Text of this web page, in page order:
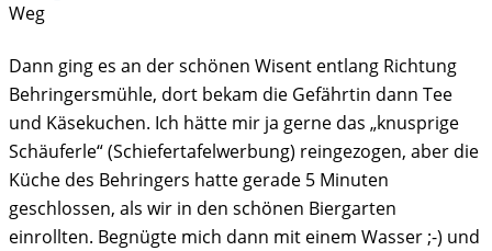
Weg
Dann ging es an der schönen Wisent entlang Richtung
Behringersmühle, dort bekam die Gefährtin dann Tee
und Käsekuchen. Ich hätte mir ja gerne das „knusprige
Schäuferle“ (Schiefertafelwerbung) reingezogen, aber die
Küche des Behringers hatte gerade 5 Minuten
geschlossen, als wir in den schönen Biergarten
einrollten. Begnügte mich dann mit einem Wasser ;-) und